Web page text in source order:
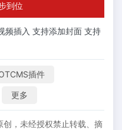
到位
频插入 支持添加封面 支持
插件
更多
创，未经授权禁止转载、摘